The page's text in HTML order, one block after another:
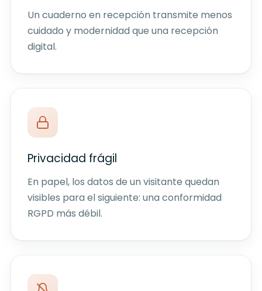
Un cuaderno en recepción transmite menos
cuidado y modernidad que una recepción
digital.
Privacidad frágil
En papel, los datos de un visitante quedan
visibles para el siguiente: una conformidad
RGPD más débil.